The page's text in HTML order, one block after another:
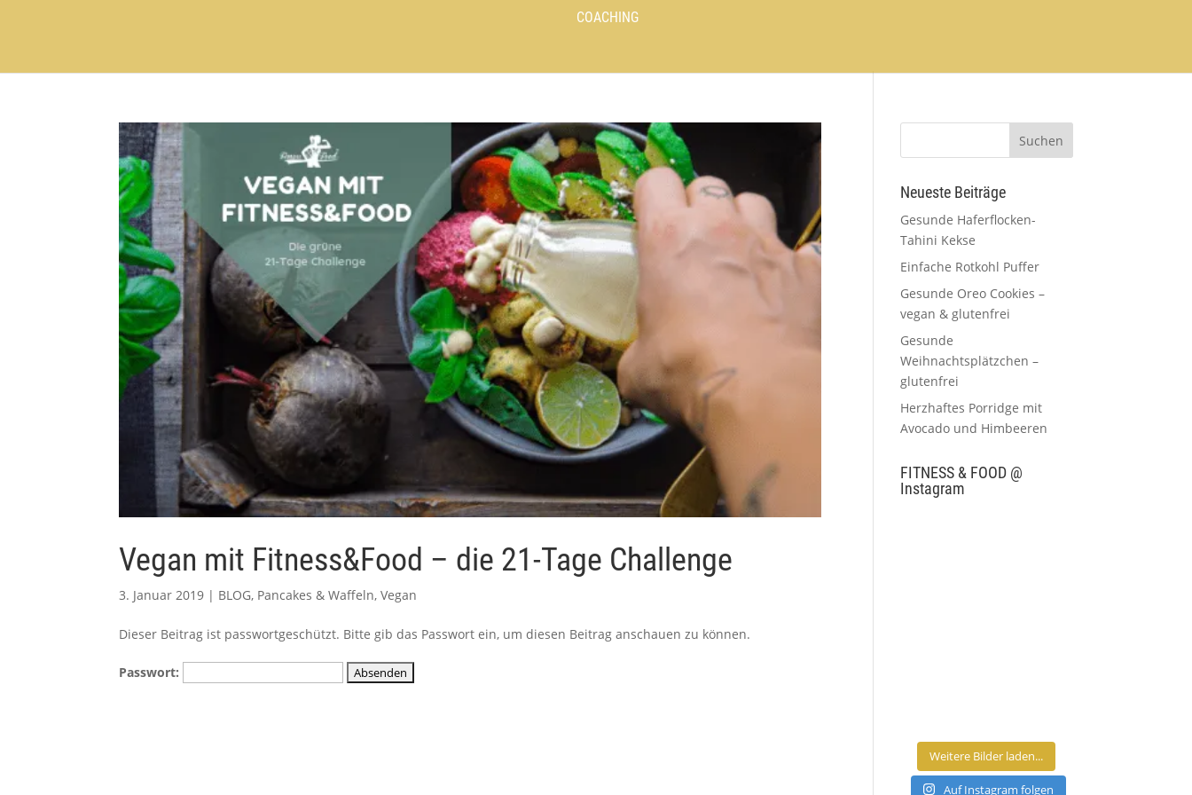
COACHING
Vegan mit Fitness&Food – die 21-Tage Challenge
3. Januar 2019 | BLOG, Pancakes & Waffeln,Vegan
Dieser Beitrag ist passwortgeschützt. Bitte gib das Passwort ein, um diesen Beitrag anschauen zu können.
Passwort:
Neueste Beiträge
Gesunde Haferflocken-
Tahini Kekse
Einfache Rotkohl Puffer
Gesunde Oreo Cookies –
vegan & glutenfrei
Gesunde
Weihnachtsplätzchen –
glutenfrei
Herzhaftes Porridge mit
Avocado und Himbeeren
FITNESS & FOOD @
Instagram
Weitere Bilder laden...
Auf Instagram folgen